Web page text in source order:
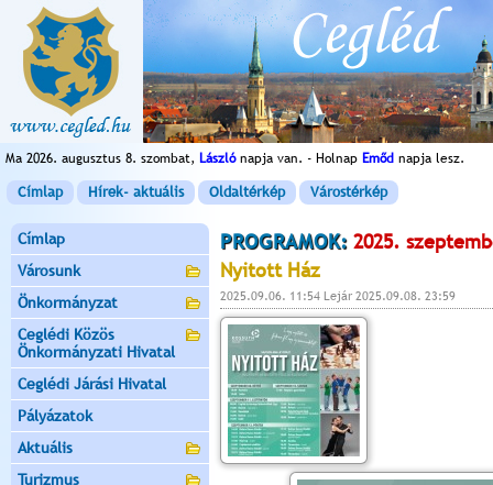
Ma 2026. augusztus 8. szombat, Lászlónapja van. - Holnap Emőd napja lesz.
Címlap Hírek- aktuális Oldaltérkép Várostérkép
Címlap
Városunk
Önkormányzat
Ceglédi Közös
Önkormányzati Hivatal
Ceglédi Járási Hivatal
Pályázatok
Aktuális
Turizmus
PROGRAMOK: 2025.
Nyitott Ház
2025.09.06. 11:54 Lejár 2025.09.08. 23:59